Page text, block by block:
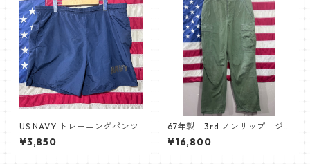
US NAVY トレーニングパンツ
¥3,850
67年製 3rd ノンリップ ジ
ャングルファティーグパンツ
¥16,800